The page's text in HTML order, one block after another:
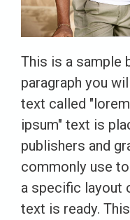
This is a sample
paragraph you
text called
ipsum" text is
publishers and
commonly use
a specific layout
text is ready.